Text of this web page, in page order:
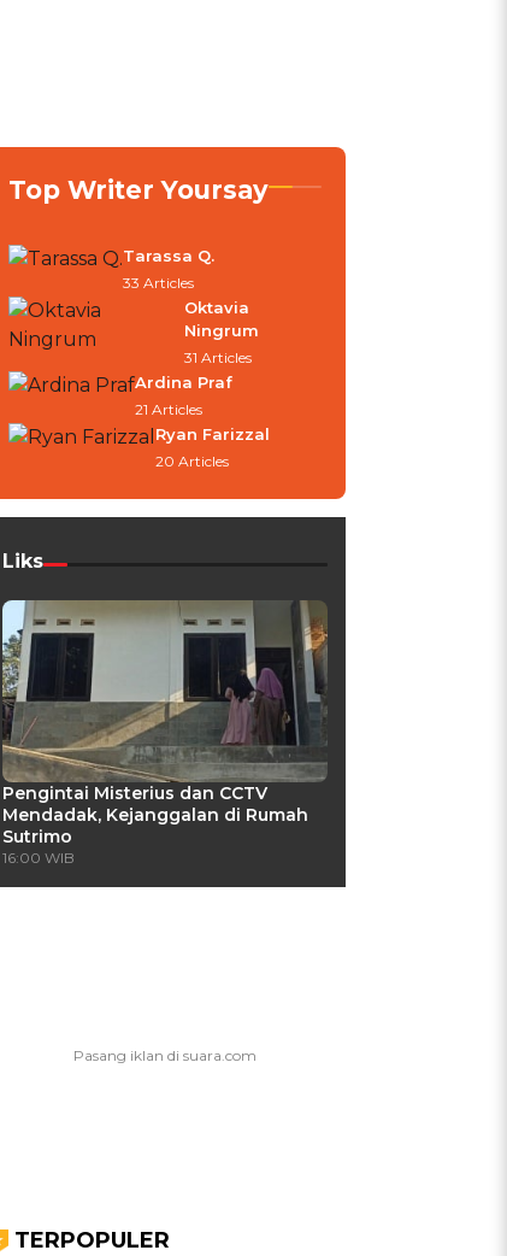
Top Writer Yoursay
Tarassa Q.
33 Articles
Oktavia
Ningrum
31 Articles
Ardina Praf
21 Articles
Ryan Farizzal
20 Articles
Liks
Pengintai Misterius dan CCTV
Mendadak, Kejanggalan di Rumah
Sutrimo
16:00 WIB
TERPOPULER